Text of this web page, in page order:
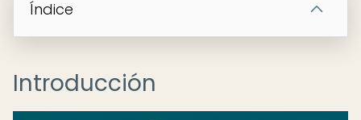
Índice
Introducción